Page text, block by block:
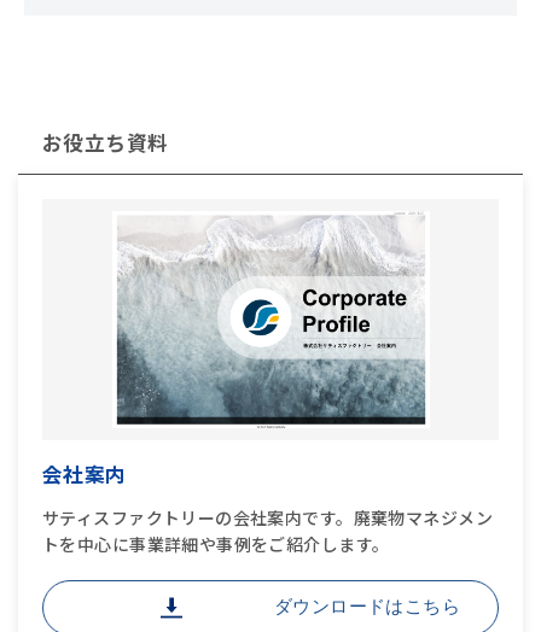
お役立ち資料
会社案内
サティスファクトリーの会社案内です。廃棄物マネジメン
トを中心に事業詳細や事例をご紹介します。
ダウンロードはこちら